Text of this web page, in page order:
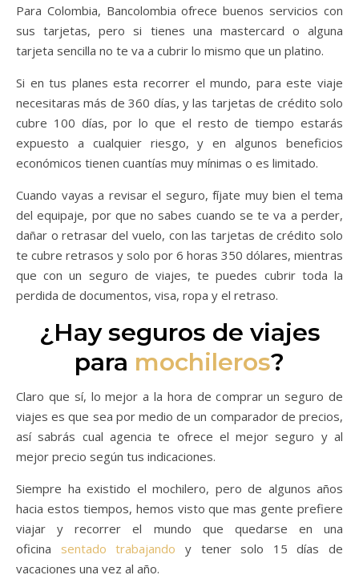
Para Colombia, Bancolombia ofrece buenos servicios con
sus tarjetas, pero si tienes una mastercard o alguna
tarjeta sencilla no te va a cubrir lo mismo que un platino.
Si en tus planes esta recorrer el mundo, para este viaje
necesitaras más de 360 días, y las tarjetas de crédito solo
cubre 100 días, por lo que el resto de tiempo estarás
expuesto a cualquier riesgo, y en algunos beneficios
económicos tienen cuantías muy mínimas o es limitado.
Cuando vayas a revisar el seguro, fíjate muy bien el tema
del equipaje, por que no sabes cuando se te va a perder,
dañar o retrasar del vuelo, con las tarjetas de crédito solo
te cubre retrasos y solo por 6 horas 350 dólares, mientras
que con un seguro de viajes, te puedes cubrir toda la
perdida de documentos, visa, ropa y el retraso.
¿Hay seguros de viajes
para mochileros?
Claro que sí, lo mejor a la hora de comprar un seguro de
viajes es que sea por medio de un comparador de precios,
así sabrás cual agencia te ofrece el mejor seguro y al
mejor precio según tus indicaciones.
Siempre ha existido el mochilero, pero de algunos años
hacia estos tiempos, hemos visto que mas gente prefiere
viajar y recorrer el mundo que quedarse en una
oficina sentado trabajando y tener solo 15 días de
vacaciones una vez al año.